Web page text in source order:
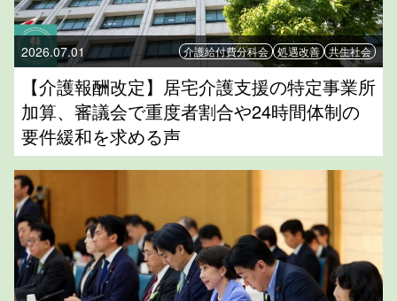
2026.07.01 介護給付費分科会 処遇改善 共生社会
【介護報酬改定】居宅介護支援の特定事業所
加算、審議会で重度者割合や24時間体制の
要件緩和を求める声